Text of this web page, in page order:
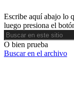
Escribe aquí abajo lo
luego presiona el
Buscar
O bien prueba
Buscar en el archivo